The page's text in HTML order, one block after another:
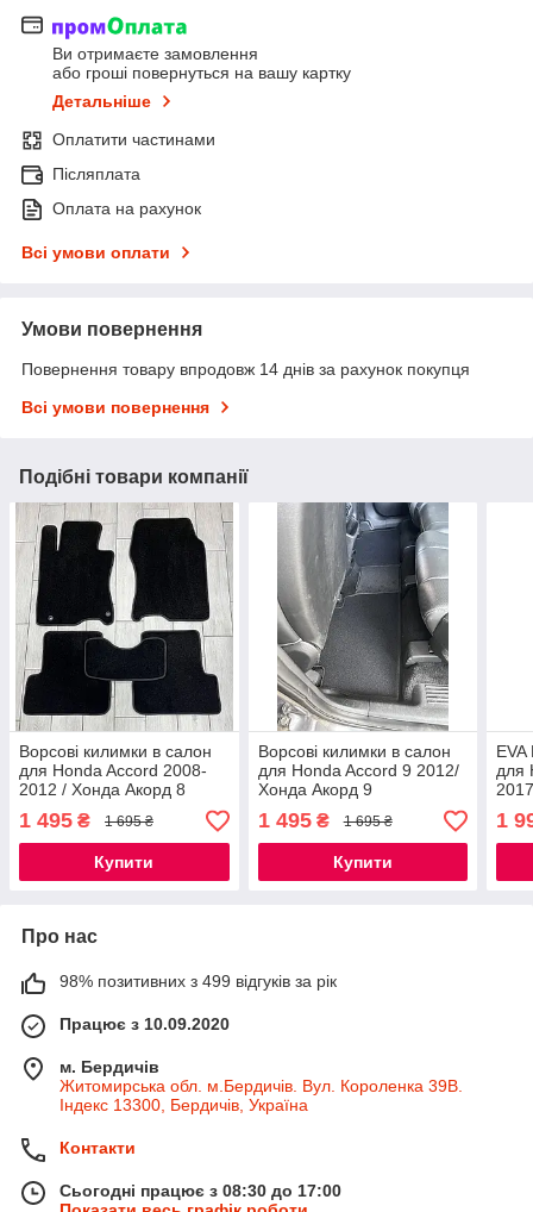
Ви отримаєте замовлення
або гроші повернуться на вашу картку
Детальніше
Оплатити частинами
Післяплата
Оплата на рахунок
Всі умови оплати
Умови повернення
Повернення товару впродовж 14 днів за рахунок покупця
Всі умови повернення
Подібні товари компанії
Ворсові килимки в салон
для Honda Accord 2008-
2012 / Хонда Акорд 8
1 495 ₴ 1 695 ₴
Купити
Ворсові килимки в салон
для Honda Accord 9 2012/
Хонда Акорд 9
1 495₴ 1 695 ₴
Купити
для
1
Про нас
98% позитивних з 499 відгуків за рік
Працює з 10.09.2020
м. Бердичів
Житомирська обл. м.Бердичів. Вул. Короленка 39В.
Індекс 13300, Бердичів, Україна
Контакти
Сьогодні працює з 08:30 до 17:00